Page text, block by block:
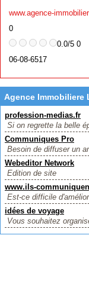
www.agence-
0
0.0/5 0
06-08-6517
Agence Immobiliere
profession-medias.fr
Si on regrette la belle
Communiques Pro
Besoin de diffuser un
Webeditor Network
Edition de site
www.ils-
Est-ce difficile
idées de voyage
Vous souhaitez